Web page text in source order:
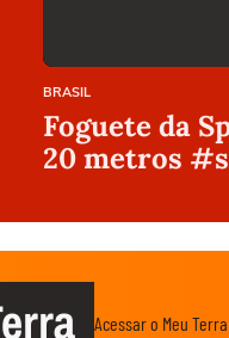
BRASIL
Foguete da
20 metros
Acessar o Meu